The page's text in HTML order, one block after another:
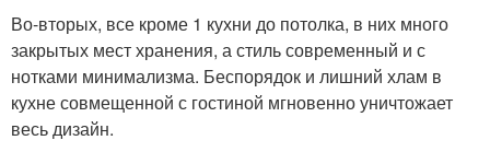
Во-вторых, все кроме 1 кухни до потолка, в них много
закрытых мест хранения, а стиль современный и с
нотками минимализма. Беспорядок и лишний хлам в
кухне совмещенной с гостиной мгновенно уничтожает
весь дизайн.